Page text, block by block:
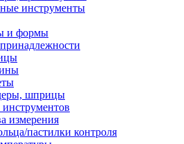
инструменты
и формы
шприцы
измерения
пастилки контроля